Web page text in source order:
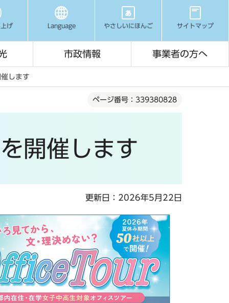
げ Language やさしいにほんご サイトマップ
市政情報 事業者の方へ
します
ページ番号：339380828
開催します
更新日：2026年5月22日